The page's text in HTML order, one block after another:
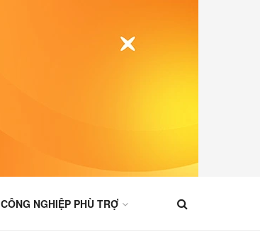
CÔNG NGHIỆP PHÙ TRỢ